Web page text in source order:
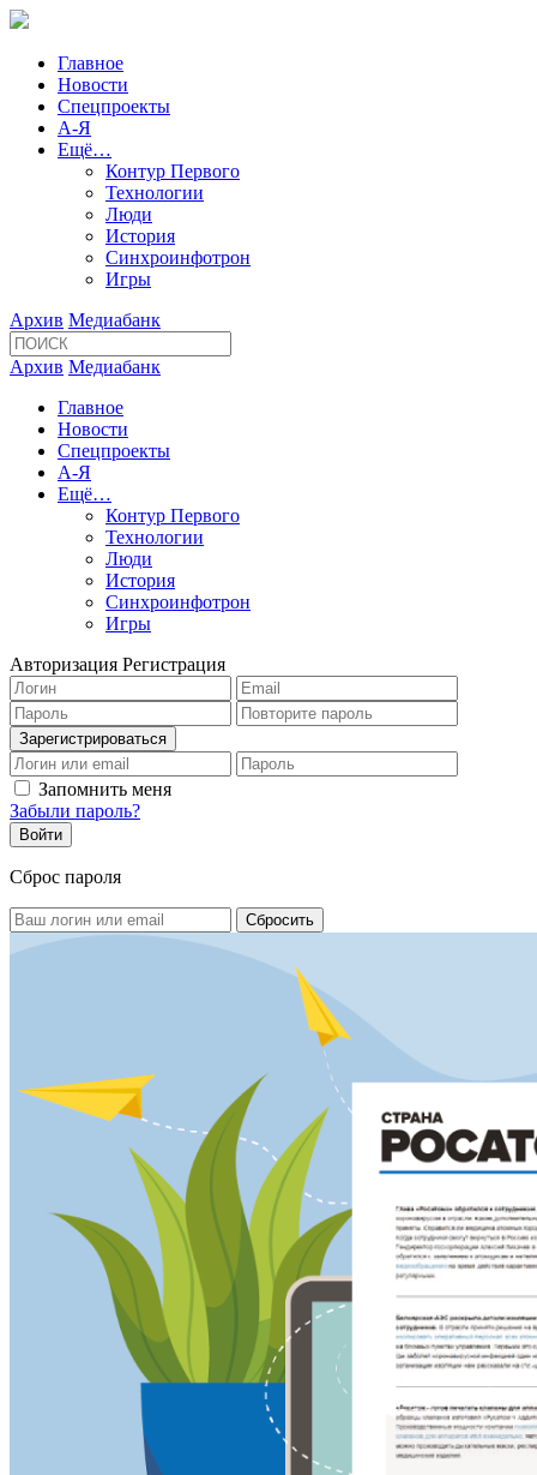
Главное
Новости
Спецпроекты
А-Я
Ещё…
Контур Первого
Технологии
Люди
История
Синхроинфотрон
Игры
Архив Медиабанк
Архив Медиабанк
Главное
Новости
Спецпроекты
А-Я
Ещё…
Контур Первого
Технологии
Люди
История
Синхроинфотрон
Игры
Авторизация Регистрация
Запомнить меня
Забыли пароль?
Сброс пароля